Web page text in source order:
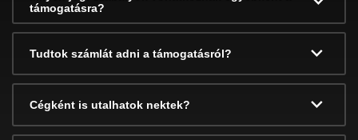
támogatásra?
Tudtok számlát adni a támogatásról?
Cégként is utalhatok nektek?